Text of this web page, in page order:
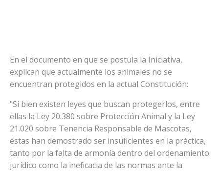
En el documento en que se postula la Iniciativa,
explican que actualmente los animales no se
encuentran protegidos en la actual Constitución:
"Si bien existen leyes que buscan protegerlos, entre
ellas la Ley 20.380 sobre Protección Animal y la Ley
21.020 sobre Tenencia Responsable de Mascotas,
éstas han demostrado ser insuficientes en la práctica,
tanto por la falta de armonía dentro del ordenamiento
jurídico como la ineficacia de las normas ante la